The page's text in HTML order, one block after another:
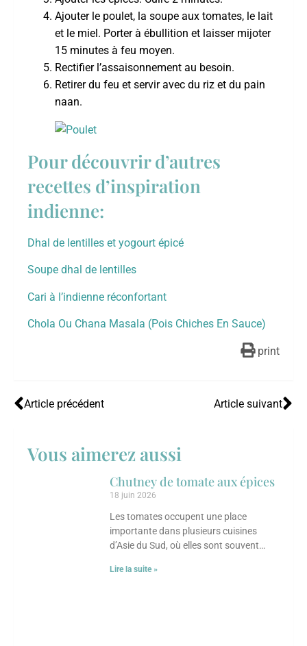
Ajouter le poulet, la soupe aux tomates, le lait
et le miel. Porter à ébullition et laisser mijoter
15 minutes à feu moyen.
Rectifier l’assaisonnement au besoin.
Retirer du feu et servir avec du riz et du pain
naan.
Pour découvrir d’autres
recettes d’inspiration
indienne:
Dhal de lentilles et yogourt épicé
Soupe dhal de lentilles
Cari à l’indienne réconfortant
Chola Ou Chana Masala (Pois Chiches En Sauce)
print
Article précédent Article suivant
Vous aimerez aussi
Chutney de tomate aux épices
18 juin 2026
Les tomates occupent une place
importante dans plusieurs cuisines
d’Asie du Sud, où elles sont souvent
condiments parfumés. Ce chutney
Lire la suite »